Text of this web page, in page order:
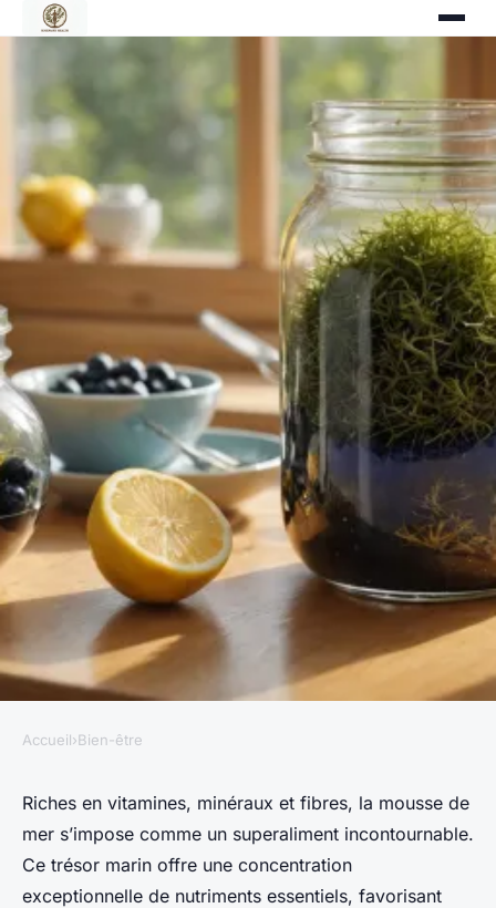
Les bienfaits de la mousse de
mer : un superaliment riche
en nutriments
Accueil›Bien-être
Riches en vitamines, minéraux et fibres, la mousse de
mer s’impose comme un superaliment incontournable.
Ce trésor marin offre une concentration
exceptionnelle de nutriments essentiels, favorisant